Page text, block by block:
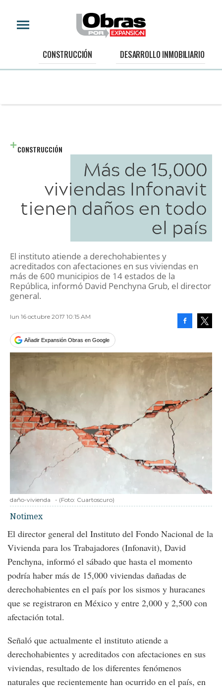
CONSTRUCCIÓN DESARROLLO INMOBILIARIO
CONSTRUCCIÓN
Más de 15,000
viviendas Infonavit
tienen daños en todo
el país
El instituto atiende a derechohabientes y
acreditados con afectaciones en sus viviendas en
más de 600 municipios de 14 estados de la
República, informó David Penchyna Grub, el director
general.
lun 16 octubre 2017 10:15 AM
Añadir Expansión Obras en Google
daño-vivienda - (Foto: Cuartoscuro)
Notimex
El director general del Instituto del Fondo Nacional de la
Vivienda para los Trabajadores (Infonavit), David
Penchyna, informó el sábado que hasta el momento
podría haber más de 15,000 viviendas dañadas de
derechohabientes en el país por los sismos y huracanes
que se registraron en México y entre 2,000 y 2,500 con
afectación total.
Señaló que actualmente el instituto atiende a
derechohabientes y acreditados con afectaciones en sus
viviendas, resultado de los diferentes fenómenos
naturales que recientemente han ocurrido en el país, en